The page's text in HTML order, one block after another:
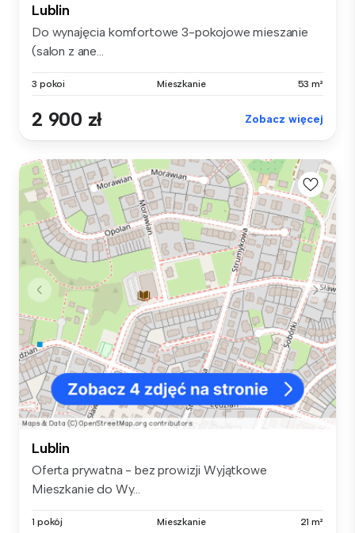
Lublin
Do wynajęcia komfortowe 3-pokojowe mieszanie
(salon z ane...
3 pokoi Mieszkanie 53 m²
2 900 zł Zobacz więcej
Lublin
Oferta prywatna - bez prowizji Wyjątkowe
Mieszkanie do Wy...
1 pokój Mieszkanie 21 m²